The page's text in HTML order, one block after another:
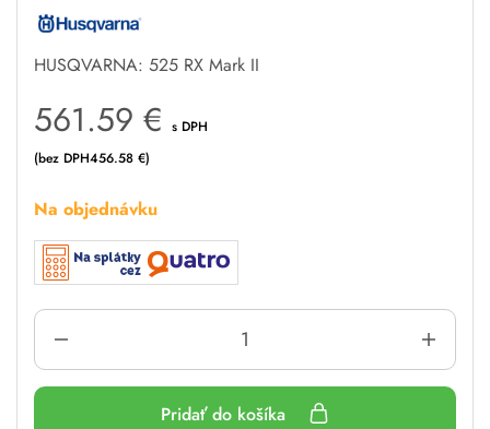
HUSQVARNA: 525 RX Mark II
561.59 € s DPH
(bez DPH456.58 €)
Na objednávku
Pridať do košíka